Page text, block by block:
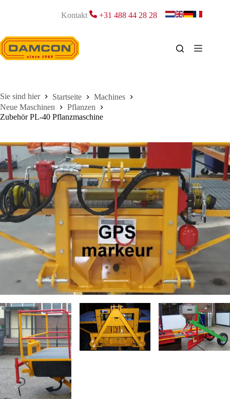
Kontakt +31 488 44 28 28
Startseite
Machines
Neue Maschinen
Pflanzen
Zubehör PL-40 Pflanzmaschine